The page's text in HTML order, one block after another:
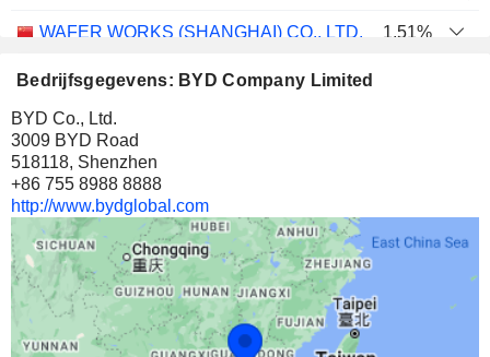
WAFER WORKS (SHANGHAI) CO., LTD.
1,51%
HEBEI HAIWEI ELECTRONIC NEW MATERIAL
9,16%
Bedrijfsgegevens: BYD Company Limited
BYD Co., Ltd.
3009 BYD Road
518118, Shenzhen
+86 755 8988 8888
http://www.bydglobal.com